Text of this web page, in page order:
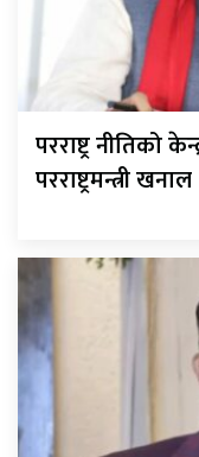
परराष्ट्र नीतिको
परराष्ट्रमन्त्री खनाल